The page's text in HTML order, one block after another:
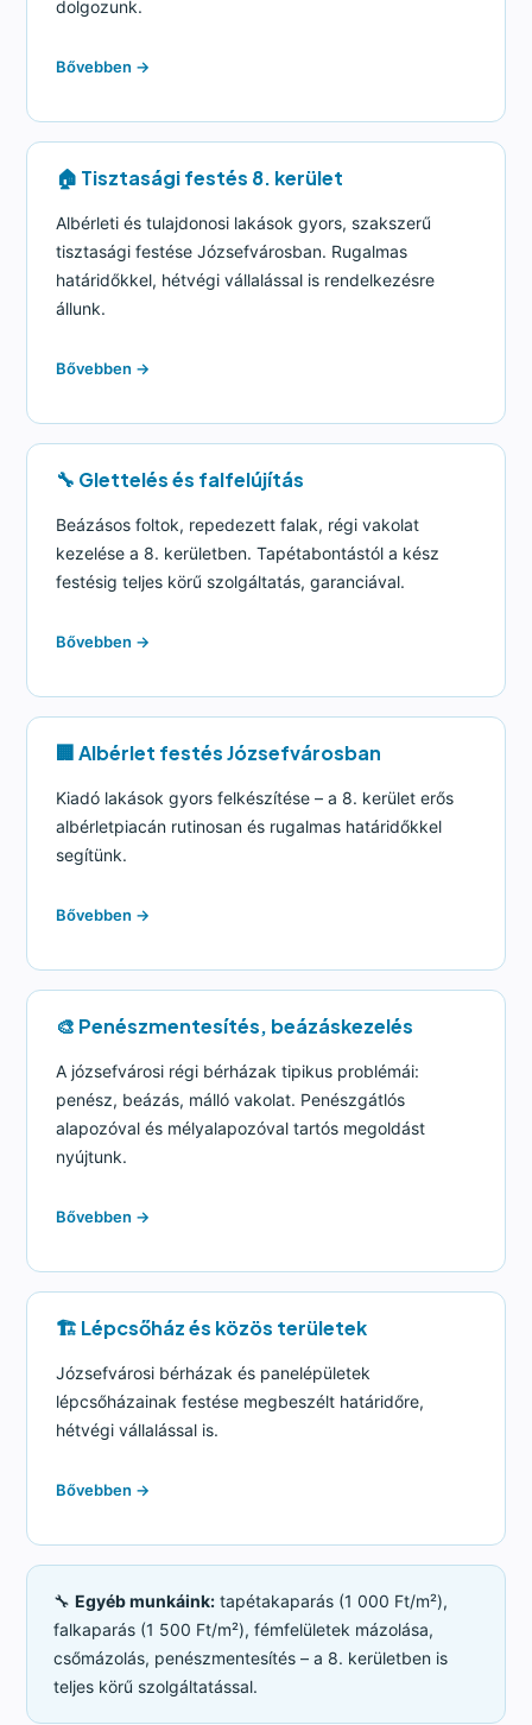
dolgozunk.
Bővebben →
🏠 Tisztasági festés 8. kerület
Albérleti és tulajdonosi lakások gyors, szakszerű
tisztasági festése Józsefvárosban. Rugalmas
határidőkkel, hétvégi vállalással is rendelkezésre
állunk.
Bővebben →
🔧 Glettelés és falfelújítás
Beázásos foltok, repedezett falak, régi vakolat
kezelése a 8. kerületben. Tapétabontástól a kész
festésig teljes körű szolgáltatás, garanciával.
Bővebben →
🏢 Albérlet festés Józsefvárosban
Kiadó lakások gyors felkészítése – a 8. kerület erős
albérletpiacán rutinosan és rugalmas határidőkkel
segítünk.
Bővebben →
🎨 Penészmentesítés, beázáskezelés
A józsefvárosi régi bérházak tipikus problémái:
penész, beázás, málló vakolat. Penészgátlós
alapozóval és mélyalapozóval tartós megoldást
nyújtunk.
Bővebben →
🏗️ Lépcsőház és közös területek
Józsefvárosi bérházak és panelépületek
lépcsőházainak festése megbeszélt határidőre,
hétvégi vállalással is.
Bővebben →
🔧Egyéb munkáink: tapétakaparás (1 000 Ft/m²),
falkaparás (1 500 Ft/m²), fémfelületek mázolása,
csőmázolás, penészmentesítés – a 8. kerületben is
teljes körű szolgáltatással.